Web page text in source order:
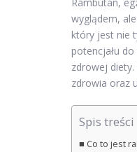
Rambutan,
wyglądem,
który jest nie
potencjału
zdrowej
zdrowia oraz
Spis treści
Co to jest